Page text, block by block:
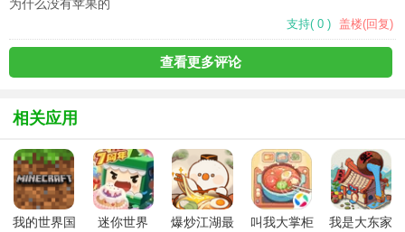
为什么没有苹果的
支持( 0 ) 盖楼(回复)
查看更多评论
相关应用
我的世界国
迷你世界
爆炒江湖最
叫我大掌柜
我是大东家